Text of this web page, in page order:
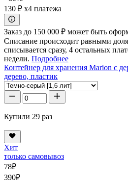
130 ₽ x4 платежа
Заказ до 150 000 ₽ может быть
Списание происходит равными
списывается сразу, 4 остальных
недели. Подробнее
Контейнер для хранения Marion с
дерево, пластик
Купили 29 раз
Хит
только самовывоз
78₽
390₽